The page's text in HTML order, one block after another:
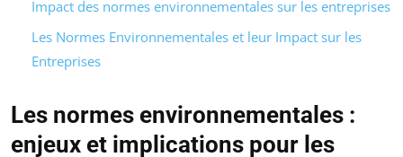
Impact des normes environnementales sur les entreprises
Les Normes Environnementales et leur Impact sur les
Entreprises
Les normes environnementales :
enjeux et implications pour les